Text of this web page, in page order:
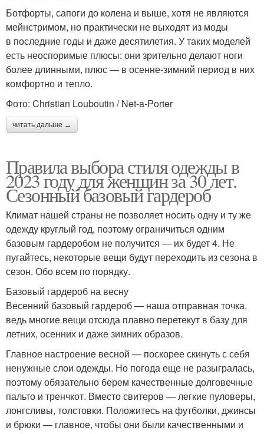
Ботфорты, сапоги до колена и выше, хотя не являются
мейнстримом, но практически не выходят из моды
в последние годы и даже десятилетия. У таких моделей
есть неоспоримые плюсы: они зрительно делают ноги
более длинными, плюс — в осенне-зимний период в них
комфортно и тепло.
Фото: Christian Louboutin / Net-a-Porter
читать дальше →
Правила выбора стиля одежды в
2023 году для женщин за 30 лет.
Сезонный базовый гардероб
Климат нашей страны не позволяет носить одну и ту же
одежду круглый год, поэтому ограничиться одним
базовым гардеробом не получится — их будет 4. Не
пугайтесь, некоторые вещи будут переходить из сезона в
сезон. Обо всем по порядку.
Базовый гардероб на весну
Весенний базовый гардероб — наша отправная точка,
ведь многие вещи отсюда плавно перетекут в базу для
летних, осенних и даже зимних образов.
Главное настроение весной — поскорее скинуть с себя
ненужные слои одежды. Но погода еще не разыгралась,
поэтому обязательно берем качественные долговечные
пальто и тренчкот. Вместо свитеров — легкие пуловеры,
лонгсливы, толстовки. Положитесь на футболки, джинсы
и брюки — главное, чтобы они были качественными и